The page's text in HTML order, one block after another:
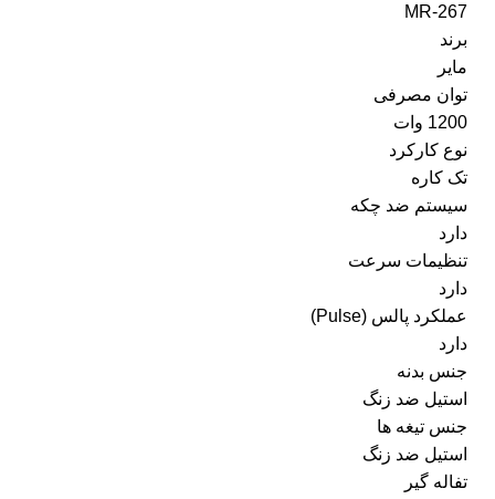
MR-267
برند
مایر
توان مصرفی
1200 وات
نوع کارکرد
تک کاره
سیستم ضد چکه
دارد
تنظیمات سرعت
دارد
عملکرد پالس (Pulse)
دارد
جنس بدنه
استیل ضد زنگ
جنس تیغه ها
استیل ضد زنگ
تفاله گیر